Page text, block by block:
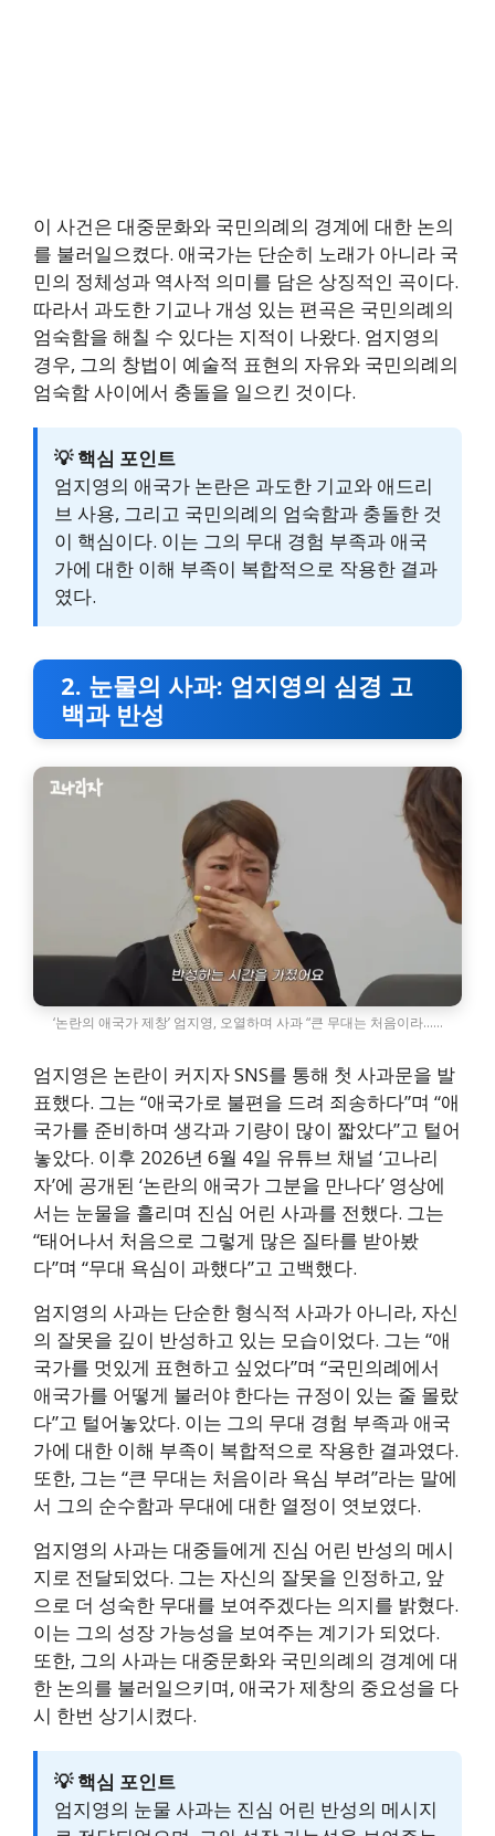
이 사건은 대중문화와 국민의례의 경계에 대한 논의
를 불러일으켰다. 애국가는 단순히 노래가 아니라 국
민의 정체성과 역사적 의미를 담은 상징적인 곡이다.
따라서 과도한 기교나 개성 있는 편곡은 국민의례의
엄숙함을 해칠 수 있다는 지적이 나왔다. 엄지영의
경우, 그의 창법이 예술적 표현의 자유와 국민의례의
엄숙함 사이에서 충돌을 일으킨 것이다.
💡 핵심 포인트
엄지영의 애국가 논란은 과도한 기교와 애드리
브 사용, 그리고 국민의례의 엄숙함과 충돌한 것
이 핵심이다. 이는 그의 무대 경험 부족과 애국
가에 대한 이해 부족이 복합적으로 작용한 결과
였다.
2. 눈물의 사과: 엄지영의 심경 고
백과 반성
‘논란의 애국가 제창’ 엄지영, 오열하며 사과 “큰 무대는 처음이라……
엄지영은 논란이 커지자 SNS를 통해 첫 사과문을 발
표했다. 그는 “애국가로 불편을 드려 죄송하다”며 “애
국가를 준비하며 생각과 기량이 많이 짧았다”고 털어
놓았다. 이후 2026년 6월 4일 유튜브 채널 ‘고나리
자’에 공개된 ‘논란의 애국가 그분을 만나다’ 영상에
서는 눈물을 흘리며 진심 어린 사과를 전했다. 그는
“태어나서 처음으로 그렇게 많은 질타를 받아봤
다”며 “무대 욕심이 과했다”고 고백했다.
엄지영의 사과는 단순한 형식적 사과가 아니라, 자신
의 잘못을 깊이 반성하고 있는 모습이었다. 그는 “애
국가를 멋있게 표현하고 싶었다”며 “국민의례에서
애국가를 어떻게 불러야 한다는 규정이 있는 줄 몰랐
다”고 털어놓았다. 이는 그의 무대 경험 부족과 애국
가에 대한 이해 부족이 복합적으로 작용한 결과였다.
또한, 그는 “큰 무대는 처음이라 욕심 부려”라는 말에
서 그의 순수함과 무대에 대한 열정이 엿보였다.
엄지영의 사과는 대중들에게 진심 어린 반성의 메시
지로 전달되었다. 그는 자신의 잘못을 인정하고, 앞
으로 더 성숙한 무대를 보여주겠다는 의지를 밝혔다.
이는 그의 성장 가능성을 보여주는 계기가 되었다.
또한, 그의 사과는 대중문화와 국민의례의 경계에 대
한 논의를 불러일으키며, 애국가 제창의 중요성을 다
시 한번 상기시켰다.
💡 핵심 포인트
엄지영의 눈물 사과는 진심 어린 반성의 메시지